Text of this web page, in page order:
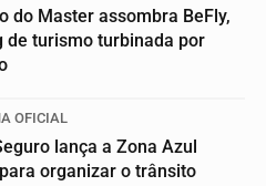
do Master assombra BeFly,
de turismo turbinada por
OFICIAL
lança a Zona Azul
organizar o trânsito